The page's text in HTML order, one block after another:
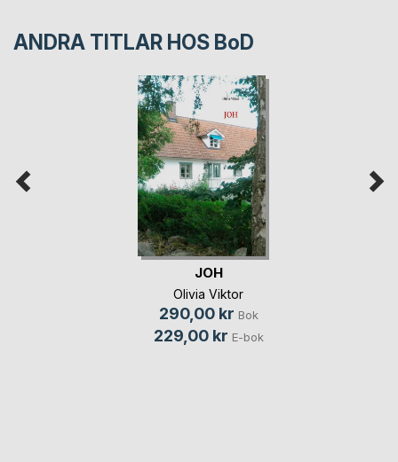
ANDRA TITLAR HOS BoD
JOH
Olivia Viktor
290,00 kr Bok
229,00 kr E-bok